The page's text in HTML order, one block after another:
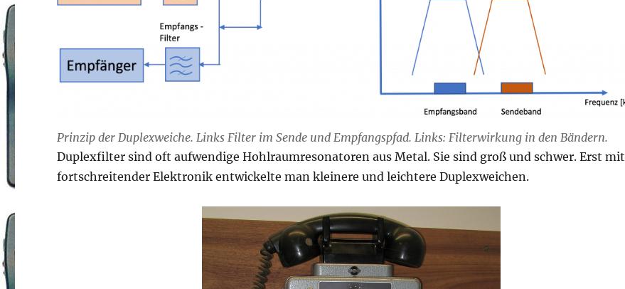
Prinzip der Duplexweiche. Links Filter im Sende und Empfangspfad. Links: Filterwirkung in den Bändern.
Duplexfilter sind oft aufwendige Hohlraumresonatoren aus Metal. Sie sind groß und schwer. Erst mit
fortschreitender Elektronik entwickelte man kleinere und leichtere Duplexweichen.